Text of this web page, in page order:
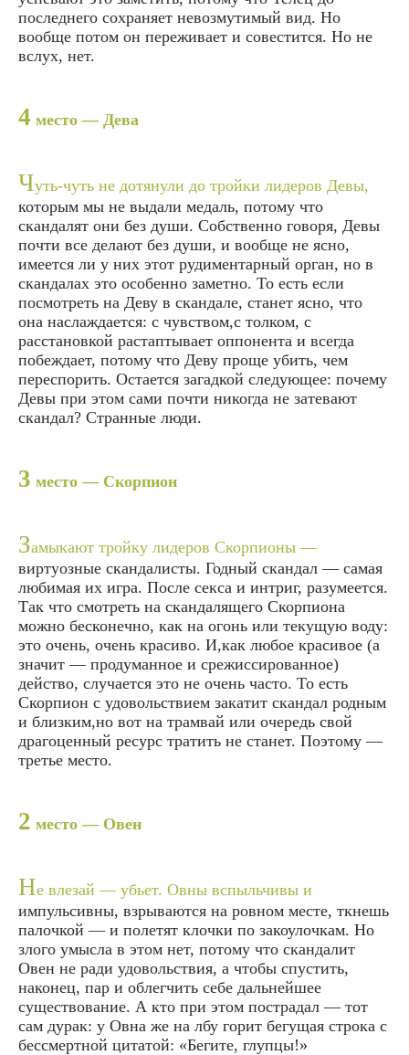
последнего сохраняет невозмутимый вид. Но
вообще потом он переживает и совестится. Но не
вслух, нет.
4 место — Дева
Чуть-чуть не дотянули до тройки лидеров Девы,
которым мы не выдали медаль, потому что
скандалят они без души. Собственно говоря, Девы
почти все делают без души, и вообще не ясно,
имеется ли у них этот рудиментарный орган, но в
скандалах это особенно заметно. То есть если
посмотреть на Деву в скандале, станет ясно, что
она наслаждается: с чувством,с толком, с
расстановкой растаптывает оппонента и всегда
побеждает, потому что Деву проще убить, чем
переспорить. Остается загадкой следующее: почему
Девы при этом сами почти никогда не затевают
скандал? Странные люди.
3 место — Скорпион
Замыкают тройку лидеров Скорпионы —
виртуозные скандалисты. Годный скандал — самая
любимая их игра. После секса и интриг, разумеется.
Так что смотреть на скандалящего Скорпиона
можно бесконечно, как на огонь или текущую воду:
это очень, очень красиво. И,как любое красивое (а
значит — продуманное и срежиссированное)
действо, случается это не очень часто. То есть
Скорпион с удовольствием закатит скандал родным
и близким,но вот на трамвай или очередь свой
драгоценный ресурс тратить не станет. Поэтому —
третье место.
2 место — Овен
Не влезай — убьет. Овны вспыльчивы и
импульсивны, взрываются на ровном месте, ткнешь
палочкой — и полетят клочки по закоулочкам. Но
злого умысла в этом нет, потому что скандалит
Овен не ради удовольствия, а чтобы спустить,
наконец, пар и облегчить себе дальнейшее
существование. А кто при этом пострадал — тот
сам дурак: у Овна же на лбу горит бегущая строка с
бессмертной цитатой: «Бегите, глупцы!»